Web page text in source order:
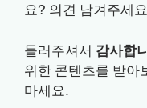
요? 의견 남겨주세
들러주셔서 감사합
위한 콘텐츠를 받아
마세요.